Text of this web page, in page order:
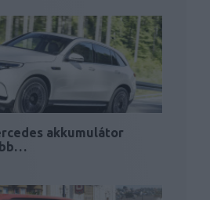
akkumulátor